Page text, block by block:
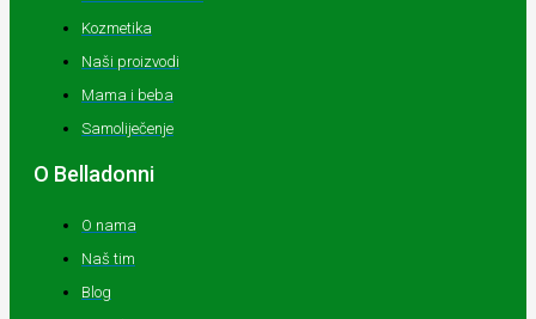
Kozmetika
Naši proizvodi
Mama i beba
Samoliječenje
O Belladonni
O nama
Naš tim
Blog